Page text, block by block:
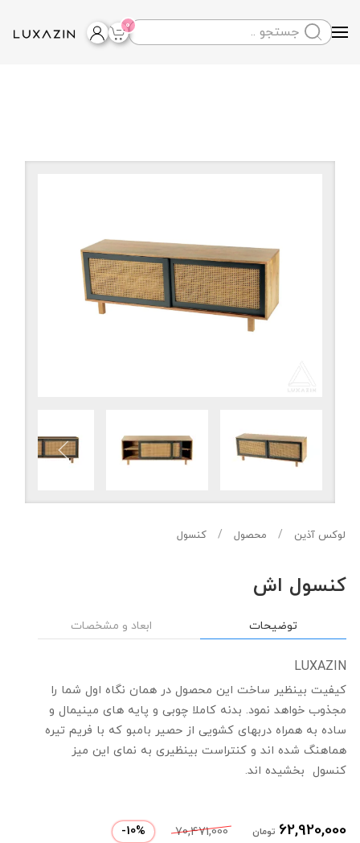
Skip to main content
0
لوکس آذین محصول کنسول
کنسول اش
توضیحات ابعاد و مشخصات
LUXAZIN
کیفیت بینظیر ساخت این محصول در همان نگاه اول شما را
مجذوب خواهد نمود. بدنه کاملا چوبی و پایه های مینیمال و
ساده به همراه دربهای کشویی از حصیر بامبو که با فریم تیره
هماهنگ شده اند و کنتراست بینظیری به نمای این میز
کنسول بخشیده اند.
62,920,000 تومان 70,471,000
10%
-